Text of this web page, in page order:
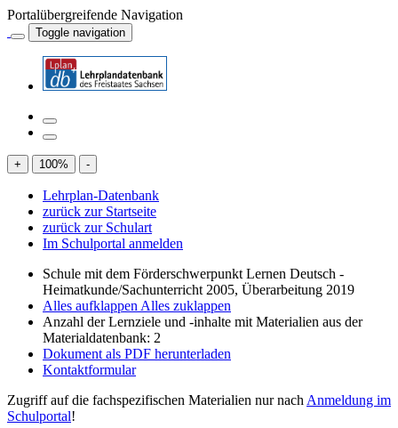
Portalübergreifende Navigation
Toggle navigation
+ 100% -
Lehrplan-Datenbank
zurück zur Startseite
zurück zur Schulart
Im Schulportal anmelden
Schule mit dem Förderschwerpunkt Lernen Deutsch -
Heimatkunde/Sachunterricht 2005, Überarbeitung 2019
Alles aufklappen Alles zuklappen
Anzahl der Lernziele und -inhalte mit Materialien aus der
Materialdatenbank: 2
Dokument als PDF herunterladen
Kontaktformular
Zugriff auf die fachspezifischen Materialien nur nach Anmeldung im
Schulportal!